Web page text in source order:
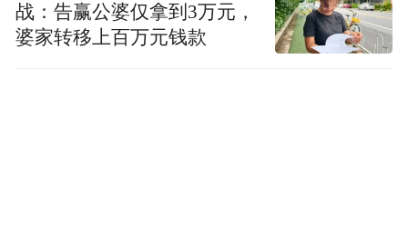
战：告赢公婆仅拿到3万元，
婆家转移上百万元钱款